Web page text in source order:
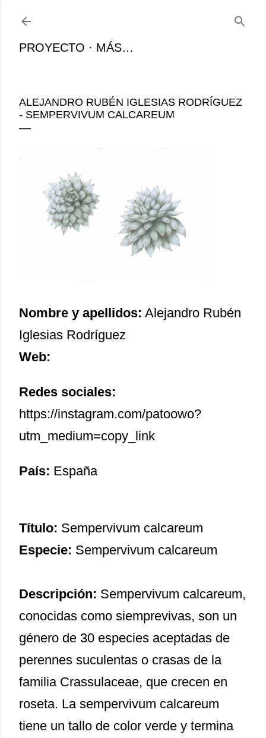
Ir al contenido principal
PROYECTO MÁS…
ALEJANDRO RUBÉN IGLESIAS RODRÍGUEZ
- SEMPERVIVUM CALCAREUM
Nombre y apellidos: Alejandro Rubén
Iglesias Rodríguez
Web:
Redes sociales:
https://instagram.com/patoowo?
utm_medium=copy_link
País: España
Título: Sempervivum calcareum
Especie: Sempervivum calcareum
Descripción: Sempervivum calcareum,
conocidas como siemprevivas, son un
género de 30 especies aceptadas de
perennes suculentas o crasas de la
familia Crassulaceae, que crecen en
roseta. La sempervivum calcareum
tiene un tallo de color verde y termina